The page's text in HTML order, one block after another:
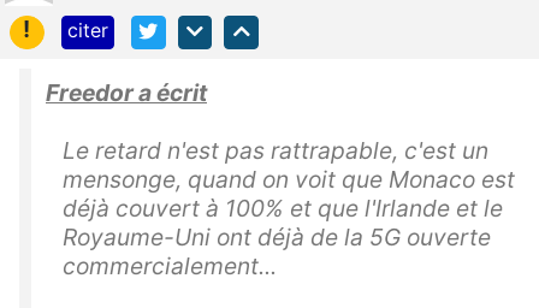
!
citer
Freedor a écrit
Le retard n'est pas rattrapable, c'est un
mensonge, quand on voit que Monaco est
déjà couvert à 100% et que l'Irlande et le
Royaume-Uni ont déjà de la 5G ouverte
commercialement...